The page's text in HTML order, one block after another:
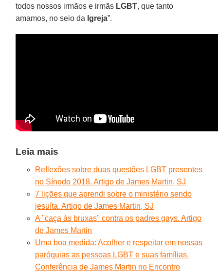
todos nossos irmãos e irmãs LGBT, que tanto
amamos, no seio da Igreja”.
Leia mais
Reflexões sobre duas questões LGBT presentes
no Sínodo 2018. Artigo de James Martin, SJ
7 lições que aprendi sobre o ministério sendo
jesuíta. Artigo de James Martin, SJ
A ''caça às bruxas'' contra os padres gays. Artigo
de James Martin
Uma boa medida: Acolher e respeitar em nossas
paróquias as pessoas LGBT e suas famílias.
Conferência de James Martin no Encontro